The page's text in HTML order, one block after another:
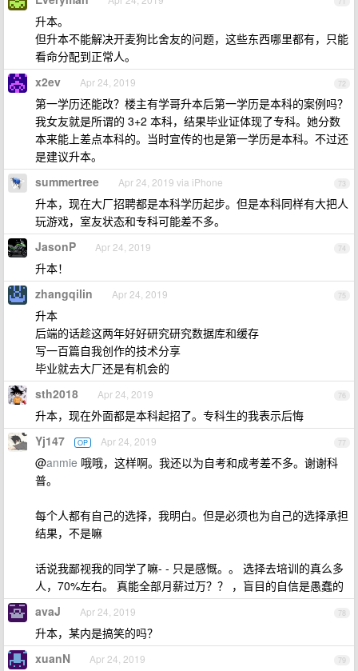
升本。
但升本不能解决开麦狗比舍友的问题，这些东西哪里都有，只能
看命分配到正常人。
72
x2ev Apr 24, 2019
第一学历还能改？楼主有学哥升本后第一学历是本科的案例吗？
我女友就是所谓的 3+2 本科，结果毕业证体现了专科。她分数
本来能上差点本科的。当时宣传的也是第一学历是本科。不过还
是建议升本。
73
summertree Apr 24, 2019 via iPhone
升本，现在大厂招聘都是本科学历起步。但是本科同样有大把人
玩游戏，室友状态和专科可能差不多。
74
JasonP Apr 24, 2019
升本！
75
zhangqilin Apr 24, 2019
升本
后端的话趁这两年好好研究研究数据库和缓存
写一百篇自我创作的技术分享
毕业就去大厂还是有机会的
76
sth2018 Apr 24, 2019
升本，现在外面都是本科起招了。专科生的我表示后悔
77
Yj147 OP Apr 24, 2019
@anmie 哦哦，这样啊。我还以为自考和成考差不多。谢谢科
普。
每个人都有自己的选择，我明白。但是必须也为自己的选择承担
结果，不是嘛
话说我鄙视我的同学了嘛- - 只是感慨。。 选择去培训的真么多
人，70%左右。 真能全部月薪过万？？ ，盲目的自信是愚蠢的
78
avaJ Apr 24, 2019
升本，某内是搞笑的吗？
79
xuanN Apr 24, 2019